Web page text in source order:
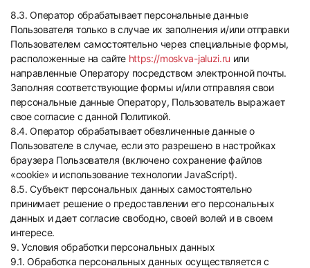
8.3. Оператор обрабатывает персональные данные
Пользователя только в случае их заполнения и/или отправки
Пользователем самостоятельно через специальные формы,
расположенные на сайте https://moskva-jaluzi.ru или
направленные Оператору посредством электронной почты.
Заполняя соответствующие формы и/или отправляя свои
персональные данные Оператору, Пользователь выражает
свое согласие с данной Политикой.
8.4. Оператор обрабатывает обезличенные данные о
Пользователе в случае, если это разрешено в настройках
браузера Пользователя (включено сохранение файлов
«cookie» и использование технологии JavaScript).
8.5. Субъект персональных данных самостоятельно
принимает решение о предоставлении его персональных
данных и дает согласие свободно, своей волей и в своем
интересе.
9. Условия обработки персональных данных
9.1. Обработка персональных данных осуществляется с